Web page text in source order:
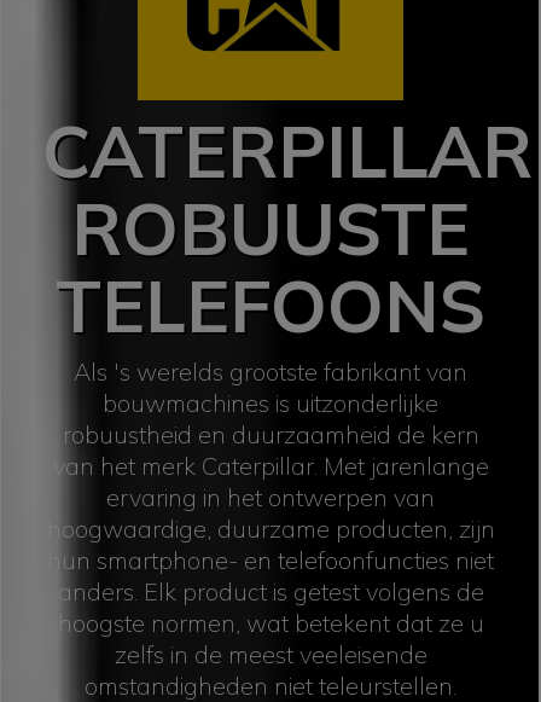
CATERPILLAR
ROBUUSTE
TELEFOONS
Als 's werelds grootste fabrikant van
bouwmachines is uitzonderlijke
robuustheid en duurzaamheid de kern
van het merk Caterpillar. Met jarenlange
ervaring in het ontwerpen van
hoogwaardige, duurzame producten, zijn
hun smartphone- en telefoonfuncties niet
anders. Elk product is getest volgens de
hoogste normen, wat betekent dat ze u
zelfs in de meest veeleisende
omstandigheden niet teleurstellen.